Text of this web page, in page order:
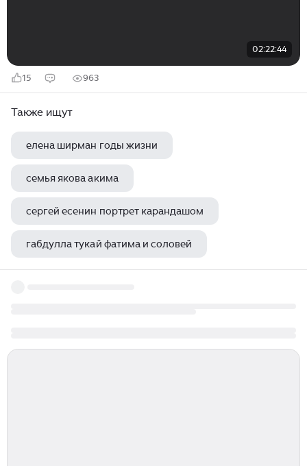
02:22:44
15 963
Также ищут
елена ширман годы жизни
семья якова акима
сергей есенин портрет карандашом
габдулла тукай фатима и соловей